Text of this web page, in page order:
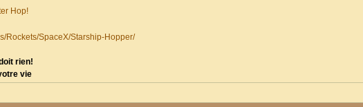
Hop!
Rockets/SpaceX/Starship-Hopper/
rien!
vie